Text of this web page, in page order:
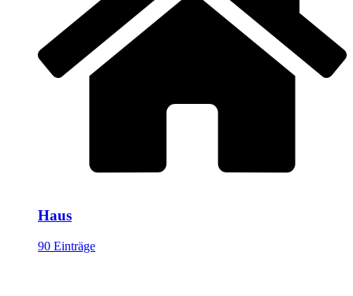
Haus
90 Einträge